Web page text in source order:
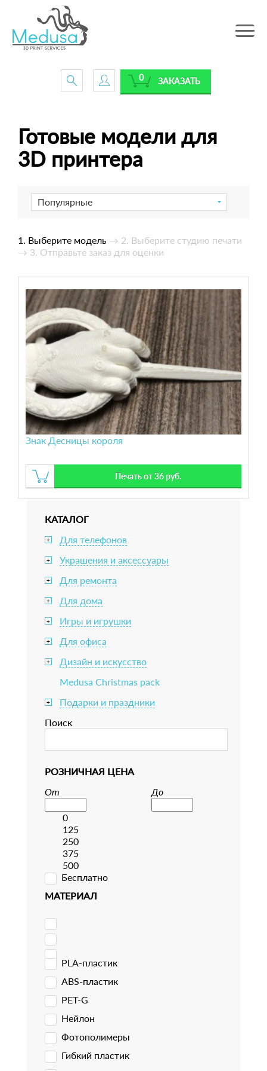
Toggle
ЗАКАЗАТЬ
0
Готовые модели для
3D принтера
Популярные
1. Выберите модель → 2. Выберите студию печати
→ 3. Отправьте заказ для оценки
Знак Десницы короля
Печать от 36 руб.
КАТАЛОГ
+ Для телефонов
+ Украшения и аксессуары
+ Для ремонта
+ Для дома
+ Игры и игрушки
+ Для офиса
+
Дизайн и искусство
Medusa Christmas pack
+
Подарки и праздники
Поиск
РОЗНИЧНАЯ ЦЕНА
От
До
0
125
250
375
500
Бесплатно
МАТЕРИАЛ
PLA-пластик
ABS-пластик
PET-G
Нейлон
Фотополимеры
Гибкий пластик